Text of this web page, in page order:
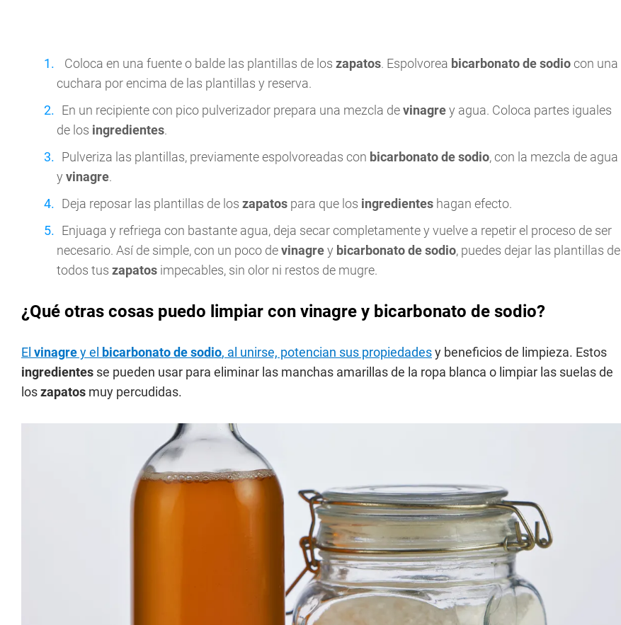
Coloca en una fuente o balde las plantillas de los zapatos. Espolvorea bicarbonato de sodiocon una
cuchara por encima de las plantillas y reserva.
En un recipiente con pico pulverizador prepara una mezcla devinagrey agua. Coloca partes iguales
de los ingredientes.
Pulveriza las plantillas, previamente espolvoreadas con bicarbonato de sodio, con la mezcla de agua
y vinagre.
Deja reposar las plantillas de los zapatos para que los ingredientes hagan efecto.
Enjuaga y refriega con bastante agua, deja secar completamente y vuelve a repetir el proceso de ser
necesario. Así de simple, con un poco devinagrey bicarbonato de sodio, puedes dejar las plantillas de
todos tus zapatos impecables, sin olor ni restos de mugre.
¿Qué otras cosas puedo limpiar con vinagre y bicarbonato de sodio?
El vinagrey el bicarbonato de sodio, al unirse, potencian sus propiedadesy beneficios de limpieza. Estos
ingredientes se pueden usar para eliminar las manchas amarillas de la ropa blanca o limpiar las suelas de
loszapatos muy percudidas.